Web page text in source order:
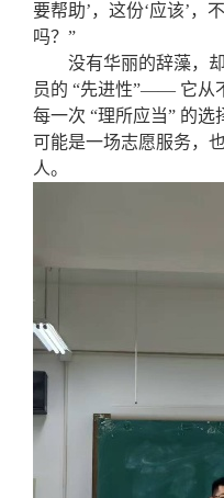
要帮助’，这份‘应该’，
吗？”
没有华丽的辞藻，
员的 “先进性”—— 它从
每一次 “理所应当” 的选
可能是一场志愿服务，
人。